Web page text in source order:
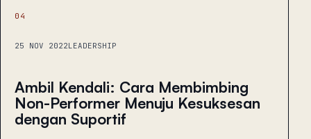
04
25 NOV 2022LEADERSHIP
Ambil Kendali: Cara Membimbing
Non-Performer Menuju Kesuksesan
dengan Suportif